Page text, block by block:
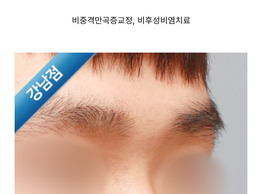
비중격만곡증교정, 비후성비염치료